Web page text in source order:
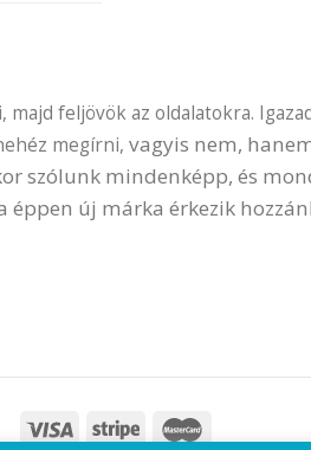
feljövök az oldalatokra.
megírni, vagyis nem,
szólunk mindenképp, és
új márka érkezik